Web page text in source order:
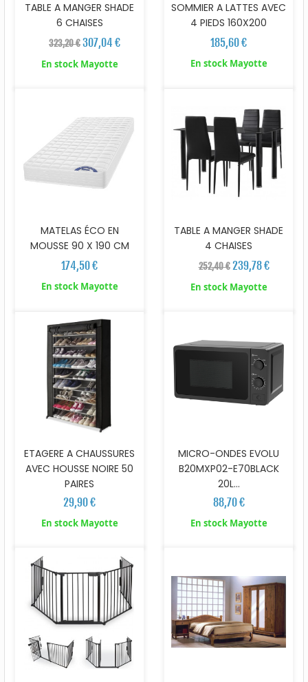
TABLE A MANGER SHADE
6 CHAISES
323,20 €307,04 €
En stock Mayotte
SOMMIER A LATTES AVEC
4 PIEDS 160X200
185,60 €
En stock Mayotte
MATELAS ÉCO EN
MOUSSE 90 X 190 CM
174,50 €
En stock Mayotte
TABLE A MANGER SHADE
4 CHAISES
252,40 € 239,78 €
En stock Mayotte
ETAGERE A CHAUSSURES
AVEC HOUSSE NOIRE 50
PAIRES
29,90 €
En stock Mayotte
MICRO-ONDES EVOLU
B20MXP02-E70BLACK
20L...
88,70 €
En stock Mayotte